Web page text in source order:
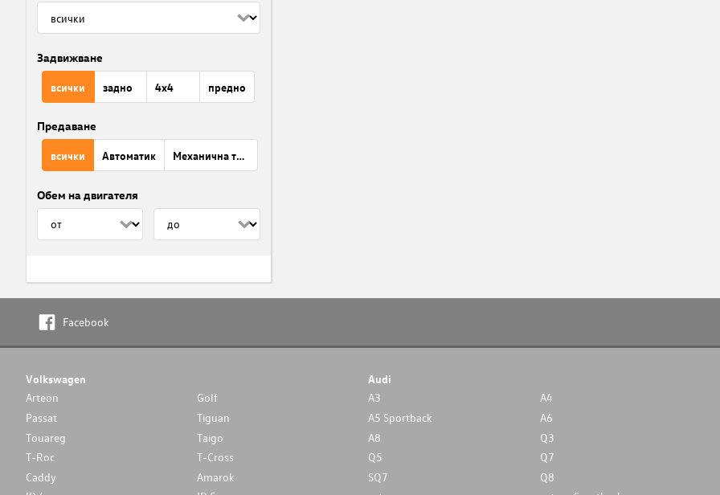
Задвижване
всички задно 4x4 предно
Предаване
всички Автоматик Механична трансмисия
Обем на двигателя
Facebook
Volkswagen
Arteon
Golf
Passat
Tiguan
Touareg
Taigo
T-Roc
T-Cross
Caddy
Amarok
Audi
A3
A4
A5 Sportback
A6
A8
Q3
Q5
Q7
SQ7
Q8